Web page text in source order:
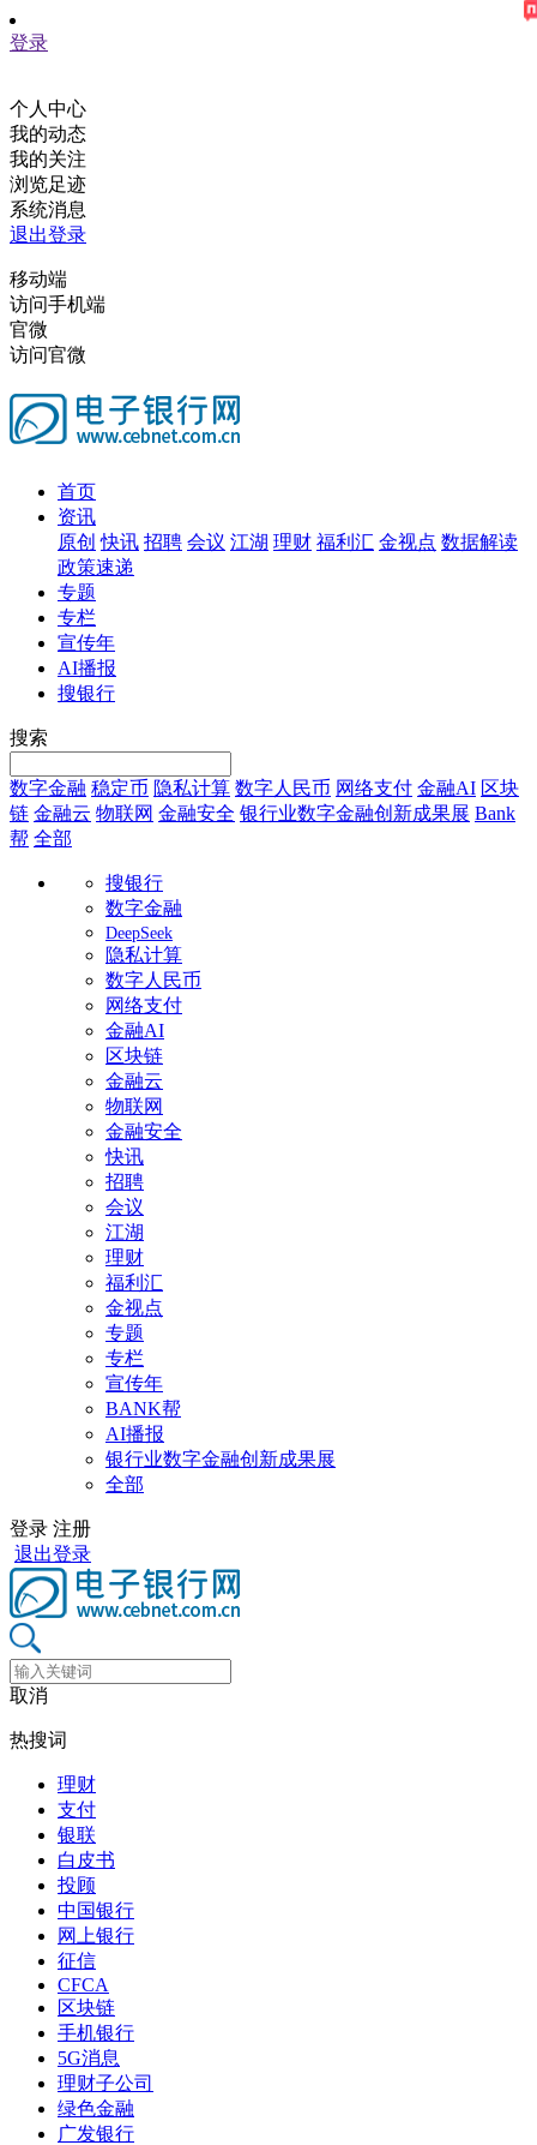
登录
个人中心
我的动态
我的关注
浏览足迹
系统消息
退出登录
移动端
访问手机端
官微
访问官微
首页
资讯
原创 快讯 招聘 会议 江湖 理财 福利汇 金视点 数据解读
政策速递
专题
专栏
宣传年
AI播报
搜银行
搜索
数字金融 稳定币 隐私计算 数字人民币 网络支付 金融AI 区块
链 金融云 物联网 金融安全 银行业数字金融创新成果展 Bank
帮 全部
搜银行
数字金融
DeepSeek
隐私计算
数字人民币
网络支付
金融AI
区块链
金融云
物联网
金融安全
快讯
招聘
会议
江湖
理财
福利汇
金视点
专题
专栏
宣传年
BANK帮
AI播报
银行业数字金融创新成果展
全部
登录 注册
退出登录
取消
热搜词
理财
支付
银联
白皮书
投顾
中国银行
网上银行
征信
CFCA
区块链
手机银行
5G消息
理财子公司
绿色金融
广发银行